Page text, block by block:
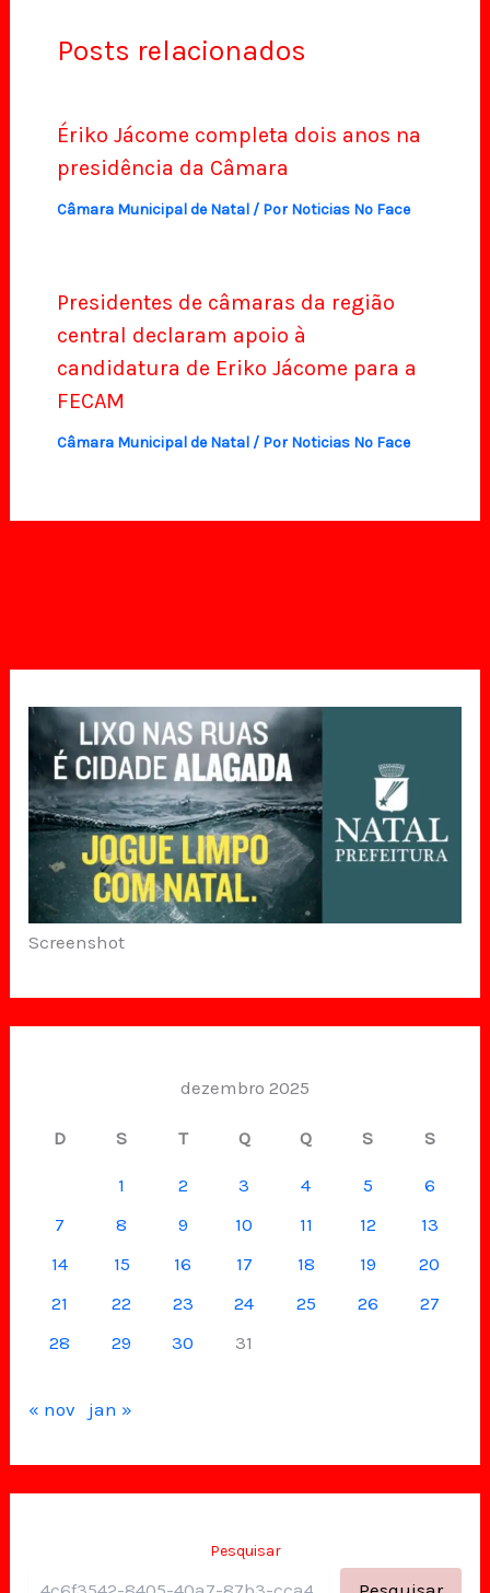
Screenshot
dezembro 2025
D S T Q Q S S
1 2 3 4 5
6
7
8 9 10 11 12
13
14
15 16 17 18 19
20
21
22 23 24 25 26
27
28
29 30 31
« nov jan »
Pesquisar
Posts relacionados
Ériko Jácome completa dois anos na
presidência da Câmara
Câmara Municipal de Natal/ Por Noticias No Face
Presidentes de câmaras da região
central declaram apoio à
candidatura de Eriko Jácome para a
FECAM
Câmara Municipal de Natal/ Por Noticias No Face